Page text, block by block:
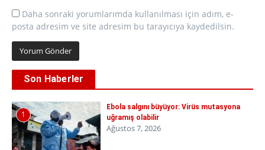
Daha sonraki yorumlarımda kullanılması için adım, e-
posta adresim ve site adresim bu tarayıcıya kaydedilsin.
Son Haberler
1
Ebola salgını büyüyor: Virüs mutasyona
uğramış olabilir
Ağustos 7, 2026